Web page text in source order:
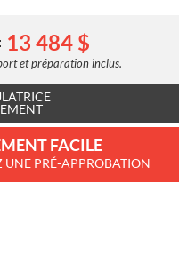
13 484 $
et préparation inclus.
FACILE
PRÉ-APPROBATION